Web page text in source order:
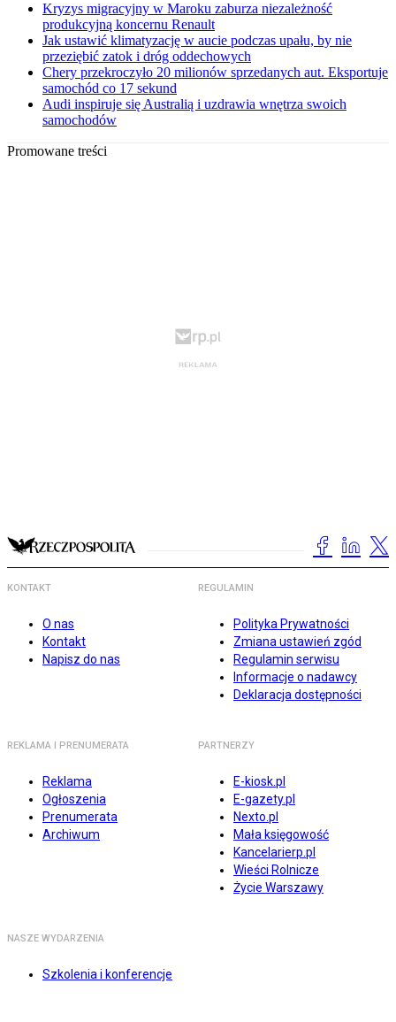
Kryzys migracyjny w Maroku zaburza niezależność
produkcyjną koncernu Renault
Jak ustawić klimatyzację w aucie podczas upału, by nie
przeziębić zatok i dróg oddechowych
Chery przekroczyło 20 milionów sprzedanych aut. Eksportuje
samochód co 17 sekund
Audi inspiruje się Australią i uzdrawia wnętrza swoich
samochodów
Promowane treści
KONTAKT
O nas
Kontakt
Napisz do nas
REGULAMIN
Polityka Prywatności
Zmiana ustawień zgód
Regulamin serwisu
Informacje o nadawcy
Deklaracja dostępności
REKLAMA I PRENUMERATA
Reklama
Ogłoszenia
Prenumerata
Archiwum
PARTNERZY
E-kiosk.pl
E-gazety.pl
Nexto.pl
Mała księgowość
Kancelarierp.pl
Wieści Rolnicze
Życie Warszawy
NASZE WYDARZENIA
Szkolenia i konferencje